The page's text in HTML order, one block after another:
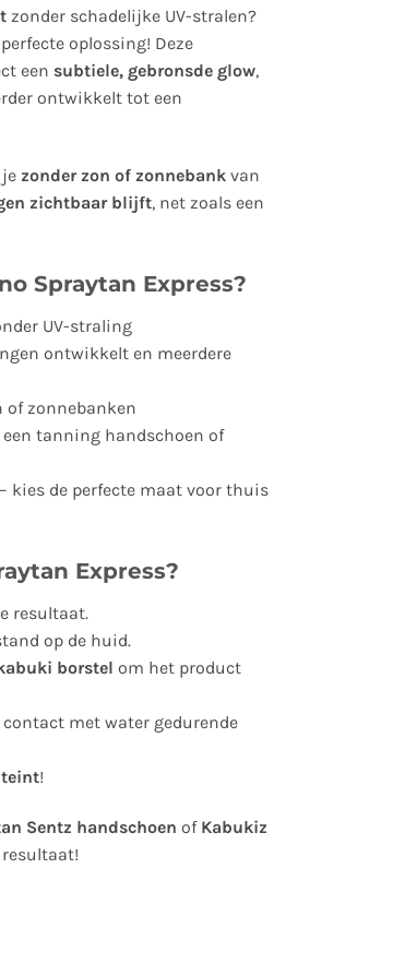
zonder schadelijke UV-stralen?
oplossing! Deze
een subtiele, gebronsde glow,
ontwikkelt tot een
zonder zon of zonnebank van
zichtbaar blijft, net zoals een
Spraytan Express?
UV-straling
ontwikkelt en meerdere
of zonnebanken
tanning handschoen of
– kies de perfecte maat voor thuis
Express?
resultaat.
op de huid.
borstel om het product
met water gedurende
teint!
Sentz handschoen of Kabukiz